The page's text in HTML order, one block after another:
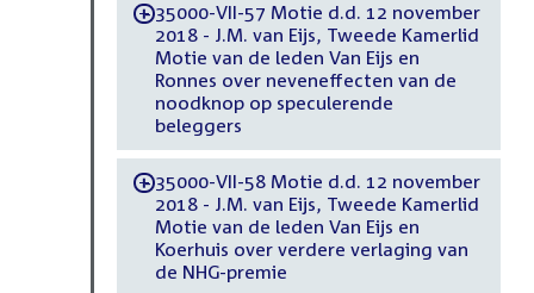
-35000-VII-57 Motie d.d. 12 november
2018 - J.M. van Eijs, Tweede Kamerlid
Motie van de leden Van Eijs en
Ronnes over neveneffecten van de
noodknop op speculerende
beleggers
-35000-VII-58 Motie d.d. 12 november
2018 - J.M. van Eijs, Tweede Kamerlid
Motie van de leden Van Eijs en
Koerhuis over verdere verlaging van
de NHG-premie